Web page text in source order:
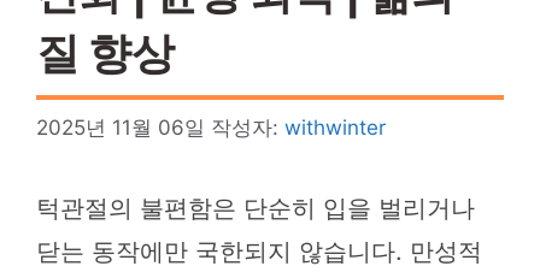
질 향상
2025년 11월 06일 작성자: withwinter
턱관절의 불편함은 단순히 입을 벌리거나
닫는 동작에만 국한되지 않습니다. 만성적